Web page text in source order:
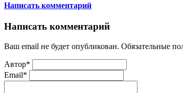
Написать комментарий
Написать комментарий
Ваш email не будет опубликован. Обязательные
Автор*
Email*